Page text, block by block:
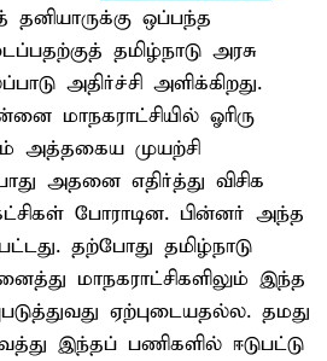
ஒப்பந்த
தமிழ்நாடு அரசு
அதிர்ச்சி அளிக்கிறது.
மாநகராட்சியில் ஓரிரு
அத்தகைய முயற்சி
அதனை எதிர்த்து விசிக
போராடின. பின்னர் அந்த
தற்போது தமிழ்நாடு
மாநகராட்சிகளிலும் இந்த
ஏற்புடையதல்ல. தமது
இந்தப் பணிகளில் ஈடுபட்டு